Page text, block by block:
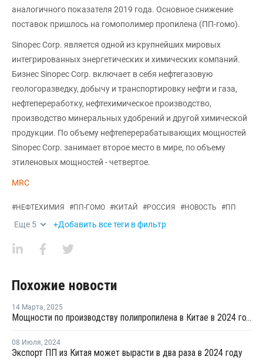
аналогичного показателя 2019 года. Основное снижение
поставок пришлось на гомополимер пропилена (ПП-гомо).
Sinopec Corp. является одной из крупнейших мировых
интегрированных энергетических и химических компаний.
Бизнес Sinopec Corp. включает в себя нефтегазовую
геологоразведку, добычу и транспортировку нефти и газа,
нефтепереработку, нефтехимическое производство,
производство минеральных удобрений и другой химической
продукции. По объему нефтеперерабатывающих мощностей
Sinopec Corp. занимает второе место в мире, по объему
этиленовых мощностей - четвертое.
MRC
#НЕФТЕХИМИЯ #ПП-ГОМО #КИТАЙ #РОССИЯ #НОВОСТЬ #ПП
Еще 5 +Добавить все теги в фильтр
Похожие новости
14 Марта, 2025
Мощности по производству полипропилена в Китае в 2024 году выросли на 12,46%
08 Июля, 2024
Экспорт ПП из Китая может вырасти в два раза в 2024 году